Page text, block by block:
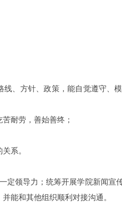
、方针、政策，能自觉遵守、
耐劳，善始善终；
系。
定领导力；统筹开展学院新闻宣
能和其他组织顺利对接沟通。